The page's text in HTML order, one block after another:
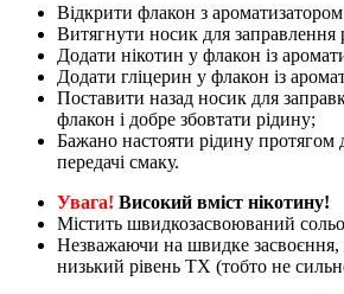
Відкрити флакон з
Витягнути носик для заправлення
Додати нікотин у флакон із
Додати гліцерин у флакон із
Поставити назад носик для
флакон і добре збовтати рідину;
Бажано настояти рідину протягом
передачі смаку.
Увага! Високий вміст нікотину!
Містить швидкозасвоюваний
Незважаючи на швидке засвоєння,
низький рівень ТХ (тобто не